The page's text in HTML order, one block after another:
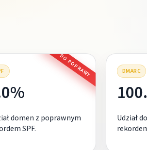
DO POPRAWY
domen z poprawnym
SPF.
DMARC
Udział